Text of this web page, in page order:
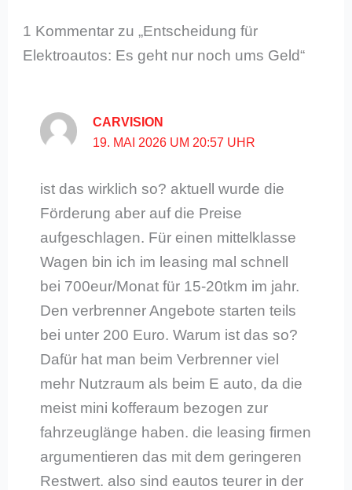
1 Kommentar zu „Entscheidung für
Elektroautos: Es geht nur noch ums Geld“
CARVISION
19. MAI 2026 UM 20:57 UHR
ist das wirklich so? aktuell wurde die
Förderung aber auf die Preise
aufgeschlagen. Für einen mittelklasse
Wagen bin ich im leasing mal schnell
bei 700eur/Monat für 15-20tkm im jahr.
Den verbrenner Angebote starten teils
bei unter 200 Euro. Warum ist das so?
Dafür hat man beim Verbrenner viel
mehr Nutzraum als beim E auto, da die
meist mini kofferaum bezogen zur
fahrzeuglänge haben. die leasing firmen
argumentieren das mit dem geringeren
Restwert. also sind eautos teurer in der